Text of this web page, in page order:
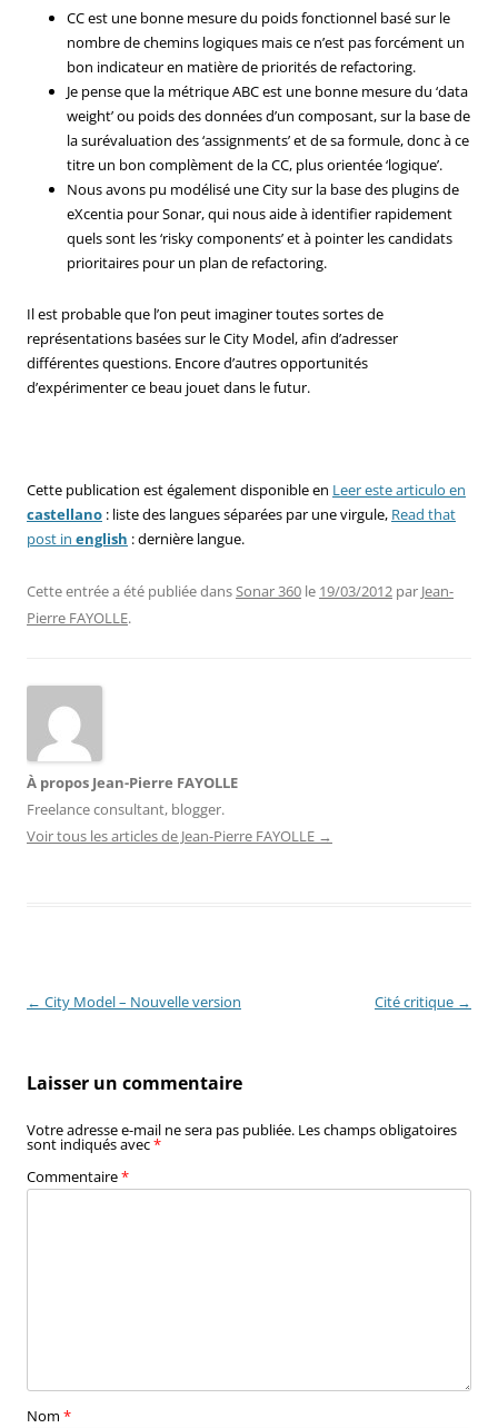
CC est une bonne mesure du poids fonctionnel basé sur le
nombre de chemins logiques mais ce n’est pas forcément un
bon indicateur en matière de priorités de refactoring.
Je pense que la métrique ABC est une bonne mesure du ‘data
weight’ ou poids des données d’un composant, sur la base de
la surévaluation des ‘assignments’ et de sa formule, donc à ce
titre un bon complèment de la CC, plus orientée ‘logique’.
Nous avons pu modélisé une City sur la base des plugins de
eXcentia pour Sonar, qui nous aide à identifier rapidement
quels sont les ‘risky components’ et à pointer les candidats
prioritaires pour un plan de refactoring.
Il est probable que l’on peut imaginer toutes sortes de
représentations basées sur le City Model, afin d’adresser
différentes questions. Encore d’autres opportunités
d’expérimenter ce beau jouet dans le futur.
Cette publication est également disponible en Leer este articulo en
castellano : liste des langues séparées par une virgule, Read that
post in english : dernière langue.
Cette entrée a été publiée dansSonar 360 le 19/03/2012 par Jean-
Pierre FAYOLLE.
À propos Jean-Pierre FAYOLLE
Freelance consultant, blogger.
Voir tous les articles de Jean-Pierre FAYOLLE →
Navigation
← City Model – Nouvelle version Cité critique →
Laisser un commentaire
Votre adresse e-mail ne sera pas publiée. Les champs obligatoires
sont indiqués avec*
Commentaire*
Nom *